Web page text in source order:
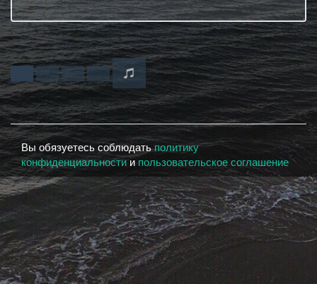
Вы обязуетесь соблюдатьполитику
конфиденциальностии пользовательское соглашение